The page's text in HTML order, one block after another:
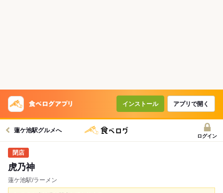
インストール アプリで開く
蓮ケ池駅グルメへ
ログイン
虎乃神
蓮ケ池駅/ラーメン